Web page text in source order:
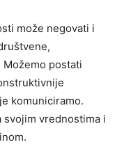
može negovati i
postati
komuniciramo.
svojim vrednostima i